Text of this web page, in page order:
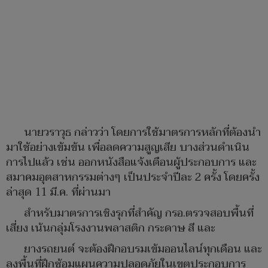
นายวราวุธ กล่าวว่า โดยการใช้มาตรการหลักที่ต้องนำ
มาใช้อย่างเข้มข้น เพื่อลดความสูญเสีย บางส่วนดำเนิน
การไปแล้ว เช่น ออกหนังสือแจ้งเตือนผู้ประกอบการ และ
สมาคมอุตสาหกรรมต่างๆ เป็นประจำปีละ 2 ครั้ง โดยครั้ง
ล่าสุด 11 มี.ค. ที่ผ่านมา
สำหรับมาตรการเชิงรุกที่สำคัญ กรอ.ตรวจสอบพื้นที่
เสี่ยง เน้นกลุ่มโรงงานพลาสติก กระดาษ สี และ
ยางรถยนต์ จะต้องฝึกอบรมเข้มออนไลน์ทุกเดือน และ
ลงพื้นที่ฝึกซ้อมแผนความปลอดภัยในเขตประกอบการ